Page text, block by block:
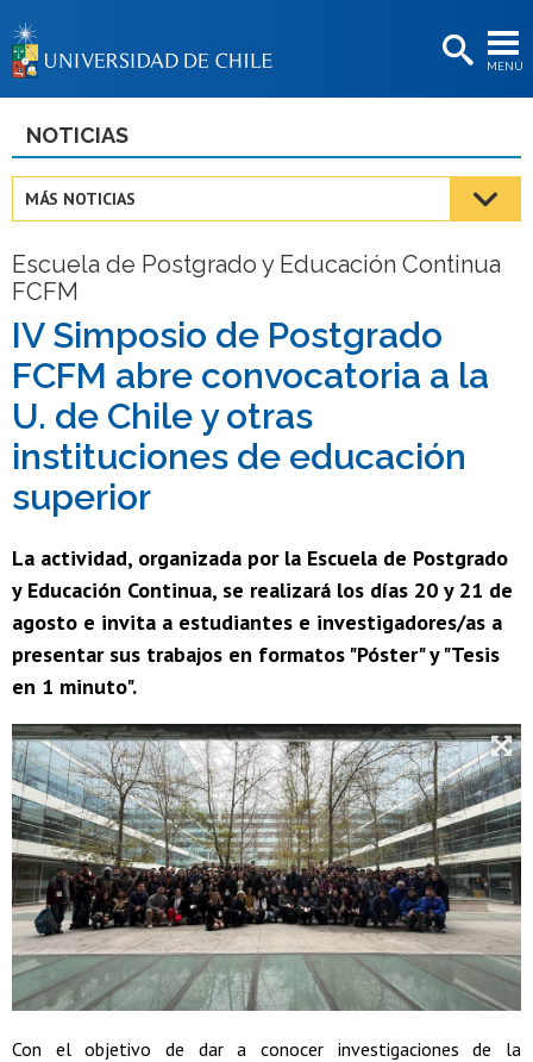
MENÚ
BIBLIOTECAS
Estudiantes
Académicas/os
Funcionarias/os
Egresadas/os
NOTICIAS
MÁS NOTICIAS
Escuela de Postgrado y Educación Continua
FCFM
IV Simposio de Postgrado
FCFM abre convocatoria a la
U. de Chile y otras
instituciones de educación
superior
La actividad, organizada por la Escuela de Postgrado
y Educación Continua, se realizará los días 20 y 21 de
agosto e invita a estudiantes e investigadores/as a
presentar sus trabajos en formatos "Póster" y "Tesis
en 1 minuto".
Con el objetivo de dar a conocer investigaciones de la